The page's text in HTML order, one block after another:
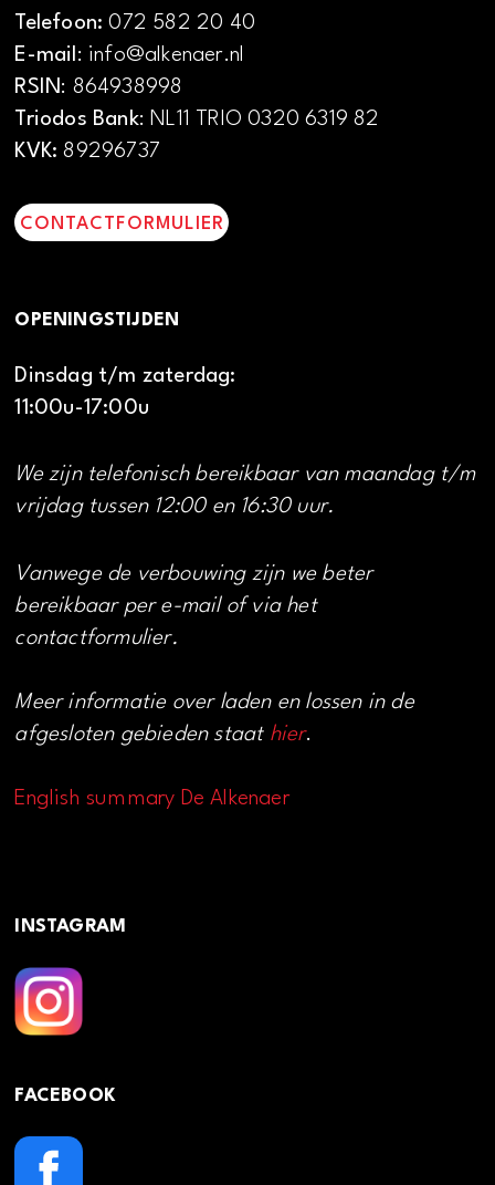
Telefoon:072 582 20 40
E-mail: info@alkenaer.nl
RSIN: 864938998
Triodos Bank: NL11 TRIO 0320 6319 82
KVK: 89296737
CONTACTFORMULIER
OPENINGSTIJDEN
Dinsdag t/m zaterdag:
11:00u-17:00u
We zijn telefonisch bereikbaar van maandag t/m
vrijdag tussen 12:00 en 16:30 uur.
Vanwege de verbouwing zijn we beter
bereikbaar per e-mail of via het
contactformulier.
Meer informatie over laden en lossen in de
afgesloten gebieden staat hier.
English summary De Alkenaer
INSTAGRAM
FACEBOOK